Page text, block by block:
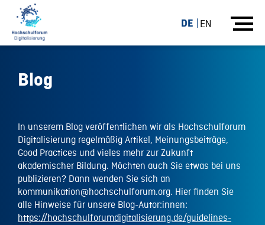
DE EN
Blog
In unserem Blog veröffentlichen wir als Hochschulforum
Digitalisierung regelmäßig Artikel, Meinungsbeiträge,
Good Practices und vieles mehr zur Zukunft
akademischer Bildung. Möchten auch Sie etwas bei uns
publizieren? Dann wenden Sie sich an
kommunikation@hochschulforum.org. Hier finden Sie
alle Hinweise für unsere Blog-Autor:innen:
https://hochschulforumdigitalisierung.de/guidelines-